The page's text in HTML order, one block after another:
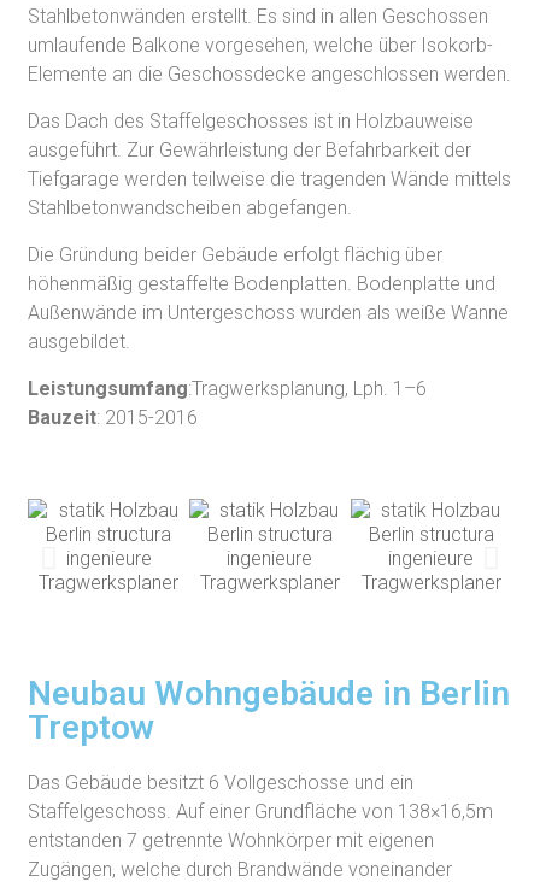
Stahlbetonwänden erstellt. Es sind in allen Geschossen
umlaufende Balkone vorgesehen, welche über Isokorb-
Elemente an die Geschossdecke angeschlossen werden.
Das Dach des Staffelgeschosses ist in Holzbauweise
ausgeführt. Zur Gewährleistung der Befahrbarkeit der
Tiefgarage werden teilweise die tragenden Wände mittels
Stahlbetonwandscheiben abgefangen.
Die Gründung beider Gebäude erfolgt flächig über
höhenmäßig gestaffelte Bodenplatten. Bodenplatte und
Außenwände im Untergeschoss wurden als weiße Wanne
ausgebildet.
Leistungsumfang:Tragwerksplanung, Lph. 1–6
Bauzeit: 2015-2016
Neubau Wohngebäude in Berlin
Treptow
Das Gebäude besitzt 6 Vollgeschosse und ein
Staffelgeschoss. Auf einer Grundfläche von 138×16,5m
entstanden 7 getrennte Wohnkörper mit eigenen
Zugängen, welche durch Brandwände voneinander